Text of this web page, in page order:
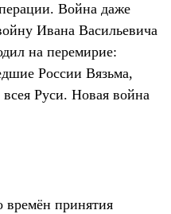
Война даже
Ивана Васильевича
на перемирие:
России Вязьма,
Руси. Новая война
времён принятия